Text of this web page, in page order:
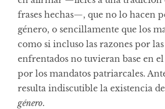
frases hechas—, que no lo hacen
género, o sencillamente que los
como si incluso las razones por
enfrentados no tuvieran base en
por los mandatos patriarcales.
resulta indiscutible la existencia
género.